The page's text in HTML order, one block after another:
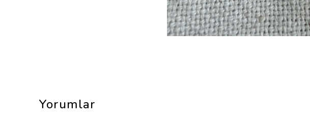
Yorumlar